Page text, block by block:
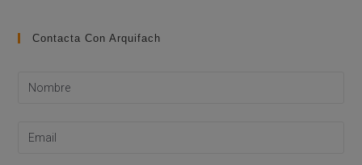
Contacta Con Arquifach